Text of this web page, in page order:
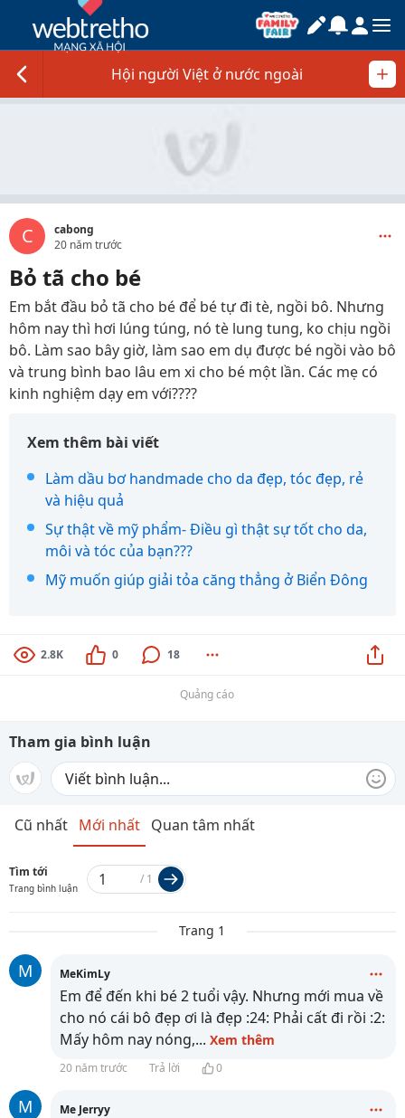
Hội người Việt ở nước ngoài
C
cabong
20 năm trước
Bỏ tã cho bé
Em bắt đầu bỏ tã cho bé để bé tự đi tè, ngồi bô. Nhưng
hôm nay thì hơi lúng túng, nó tè lung tung, ko chịu ngồi
bô. Làm sao bây giờ, làm sao em dụ được bé ngồi vào bô
và trung bình bao lâu em xi cho bé một lần. Các mẹ có
kinh nghiệm dạy em với????
Xem thêm bài viết
Làm dầu bơ handmade cho da đẹp, tóc đẹp, rẻ
và hiệu quả
Sự thật về mỹ phẩm- Điều gì thật sự tốt cho da,
môi và tóc của bạn???
Mỹ muốn giúp giải tỏa căng thẳng ở Biển Đông
2.8K 0 18
Quảng cáo
Tham gia bình luận
Cũ nhất Mới nhất Quan tâm nhất
Tìm tới
Trang bình luận
/ 1
Trang 1
M MeKimLy
Em để đến khi bé 2 tuổi vậy. Nhưng mới mua về
cho nó cái bô đẹp ơi là đẹp :24: Phải cất đi rồi :2:
Mấy hôm nay nóng,... Xem thêm
20 năm trước Trả lời 0
M Me Jerryy